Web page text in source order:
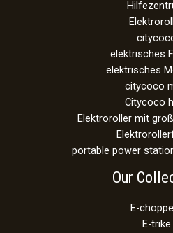
elektrisches
elektrisches
citycoco
Citycoco
Elektroroller mit
portable power
Our
E-
E-trike